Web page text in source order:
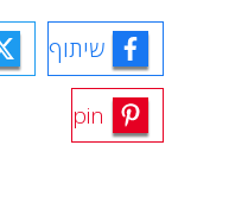
שיתוף
pin